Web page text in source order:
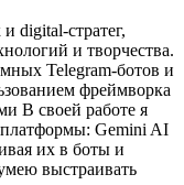
digital-стратег,
и творчества.
Telegram-ботов и
фреймворка
В своей работе я
Gemini AI
их в боты и
выстраивать